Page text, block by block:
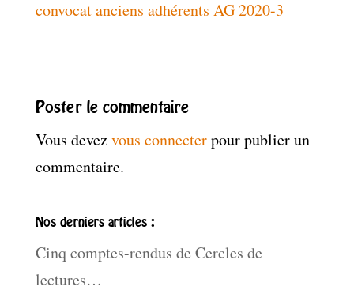
convocat anciens adhérents AG 2020-3
Poster le commentaire
Vous devezvous connecterpour publier un
commentaire.
Nos derniers articles :
Cinq comptes-rendus de Cercles de
lectures…